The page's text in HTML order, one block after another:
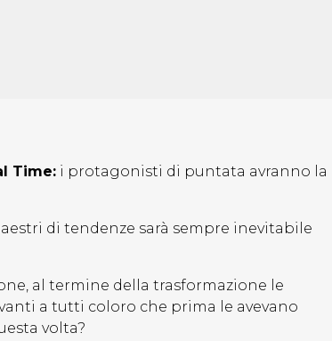
Time: i protagonisti di puntata avranno la
di tendenze sarà sempre inevitabile
al termine della trasformazione le
a tutti coloro che prima le avevano
volta?